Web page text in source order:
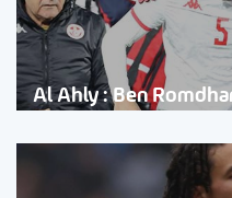
Al Ahly : Ben